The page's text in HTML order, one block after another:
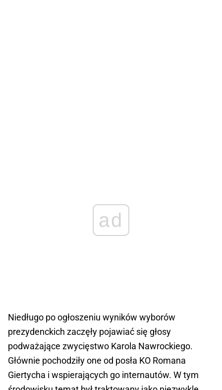
ad
Niedługo po ogłoszeniu wyników wyborów
prezydenckich zaczęły pojawiać się głosy
podważające zwycięstwo Karola Nawrockiego.
Głównie pochodziły one od posła KO Romana
Giertycha i wspierających go internautów. W tym